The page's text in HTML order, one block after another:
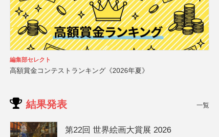
編集部セレクト
高額賞金コンテストランキング《2026年夏》
結果発表 一覧
第22回 世界絵画大賞展 2026